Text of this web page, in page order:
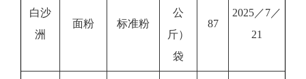
白沙
洲
面粉 标准粉
公
斤）
袋
87
2025／7／
21